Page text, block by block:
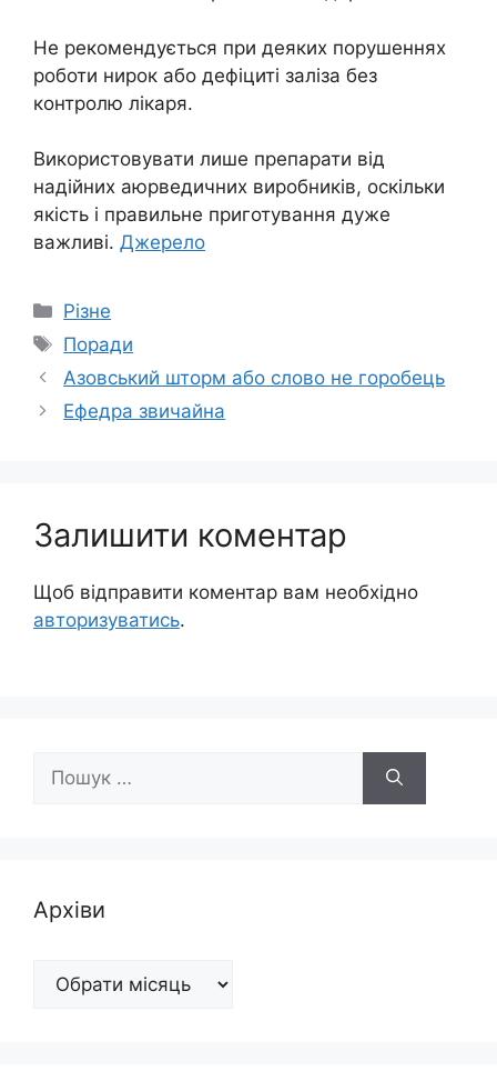
Не рекомендується при деяких порушеннях
роботи нирок або дефіциті заліза без
контролю лікаря.
Використовувати лише препарати від
надійних аюрведичних виробників, оскільки
якість і правильне приготування дуже
важливі. Джерело
Категорії
Різне
Позначки
Поради
Азовський шторм або слово не горобець
Ефедра звичайна
Залишити коментар
Щоб відправити коментар вам необхідно
авторизуватись.
Архіви
Архіви